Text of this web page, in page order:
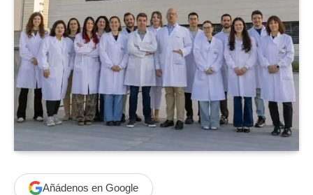
Añádenos en Google